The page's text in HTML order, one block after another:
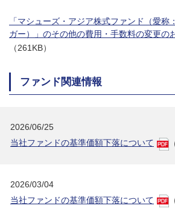
「マシューズ・アジア株式ファンド（愛称
ガー）」のその他の費用・手数料の変更の
（261KB）
ファンド関連情報
2026/06/25
当社ファンドの基準価額下落について
2026/03/04
当社ファンドの基準価額下落について